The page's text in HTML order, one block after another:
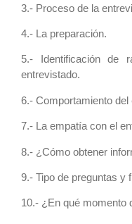
3.- Proceso de la
4.- La preparación.
5.- Identificación de
entrevistado.
6.- Comportamiento
7.- La empatía con el
8.- ¿Cómo obtener
9.- Tipo de preguntas y
10.- ¿En qué momento